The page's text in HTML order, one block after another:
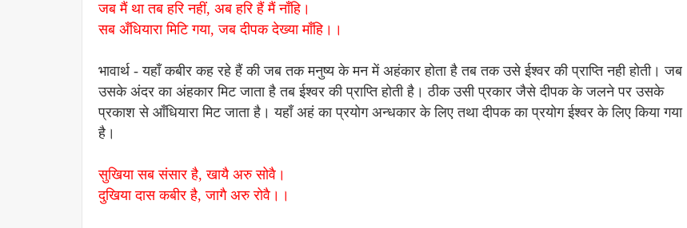
जब मैं था तब हरि नहीं, अब हरि हैं मैं नाँहि।
सब अँधियारा मिटि गया, जब दीपक देख्या माँहि।।
भावार्थ - यहाँ कबीर कह रहे हैं की जब तक मनुष्य के मन में अहंकार होता है तब तक उसे ईश्वर की प्राप्ति नही होती। जब
उसके अंदर का अंहकार मिट जाता है तब ईश्वर की प्राप्ति होती है। ठीक उसी प्रकार जैसे दीपक के जलने पर उसके
प्रकाश से आँधियारा मिट जाता है। यहाँ अहं का प्रयोग अन्धकार के लिए तथा दीपक का प्रयोग ईश्वर के लिए किया गया
है।
सुखिया सब संसार है, खायै अरु सोवै।
दुखिया दास कबीर है, जागै अरु रोवै।।